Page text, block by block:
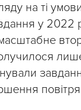
на ті
у 2022
лише